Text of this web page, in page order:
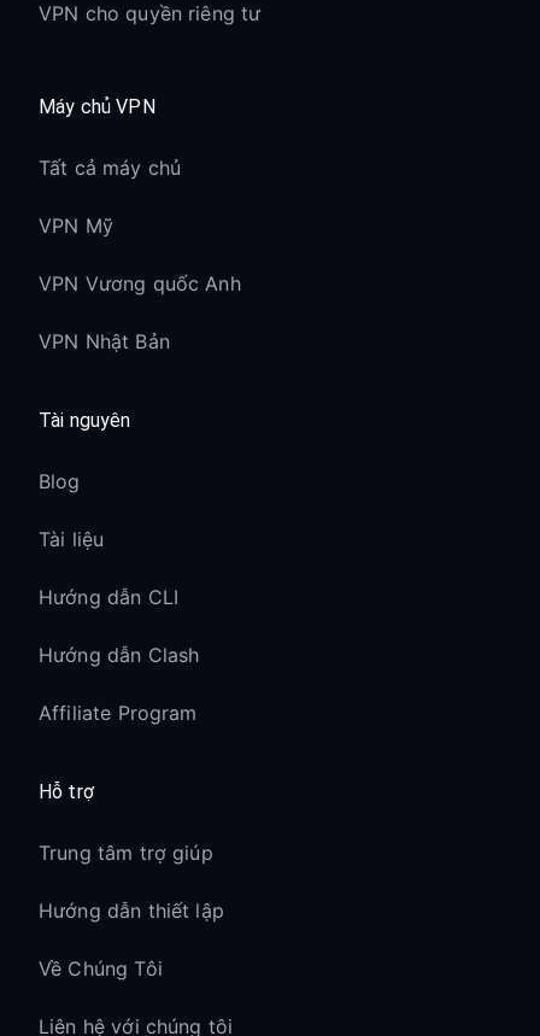
VPN cho quyền riêng tư
Máy chủ VPN
Tất cả máy chủ
VPN Mỹ
VPN Vương quốc Anh
VPN Nhật Bản
Tài nguyên
Blog
Tài liệu
Hướng dẫn CLI
Hướng dẫn Clash
Affiliate Program
Hỗ trợ
Trung tâm trợ giúp
Hướng dẫn thiết lập
Về Chúng Tôi
Liên hệ với chúng tôi